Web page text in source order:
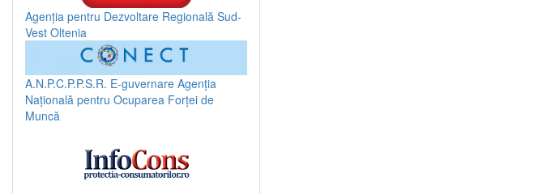
Agenția pentru Dezvoltare Regională Sud-
Vest Oltenia
A.N.P.C.P.P.S.R. E-guvernare Agenția
Națională pentru Ocuparea Forței de
Muncă